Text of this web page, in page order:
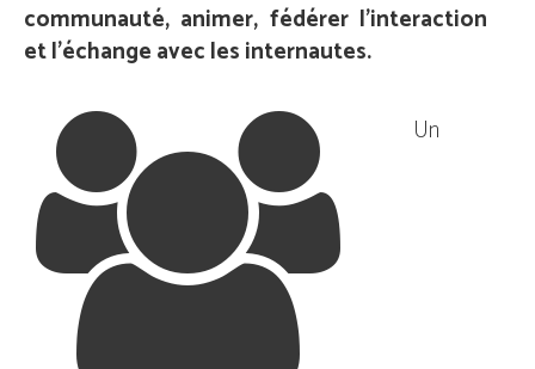
communauté, animer, fédérer l'interaction
et l'échange avec les internautes.
Un